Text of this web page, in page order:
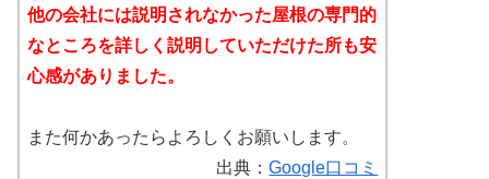
他の会社には説明されなかった屋根の専門的
なところを詳しく説明していただけた所も安
心感がありました。
また何かあったらよろしくお願いします。
出典：Google口コミ